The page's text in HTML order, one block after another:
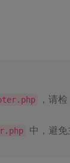
，请检
中，避免